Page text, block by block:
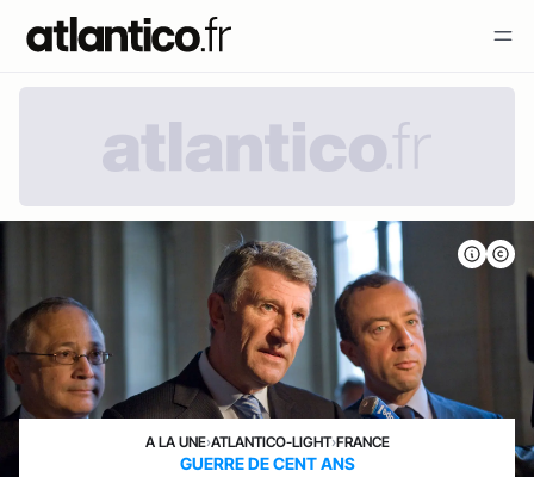
A LA UNE›ATLANTICO-LIGHT›FRANCE
GUERRE DE CENT ANS